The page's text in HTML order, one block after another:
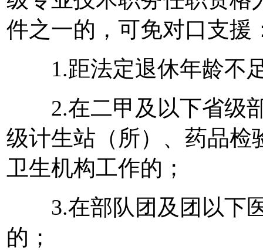
件之一的，可免对口支援
1.距法定退休年龄不
2.在二甲及以下省级部
级计生站（所）、药品检
卫生机构工作的；
3.在部队团及团以下医
的；